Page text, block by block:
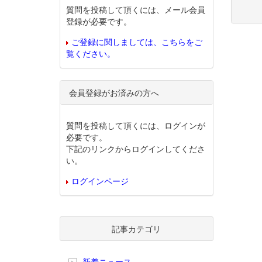
質問を投稿して頂くには、メール会員
登録が必要です。
ご登録に関しましては、こちらをご
覧ください。
会員登録がお済みの方へ
質問を投稿して頂くには、ログインが
必要です。
下記のリンクからログインしてくださ
い。
ログインページ
記事カテゴリ